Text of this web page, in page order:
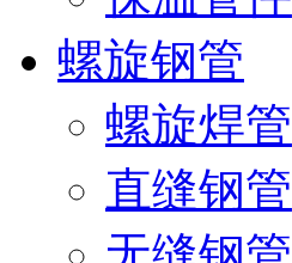
螺旋钢管
螺旋焊管
直缝钢管